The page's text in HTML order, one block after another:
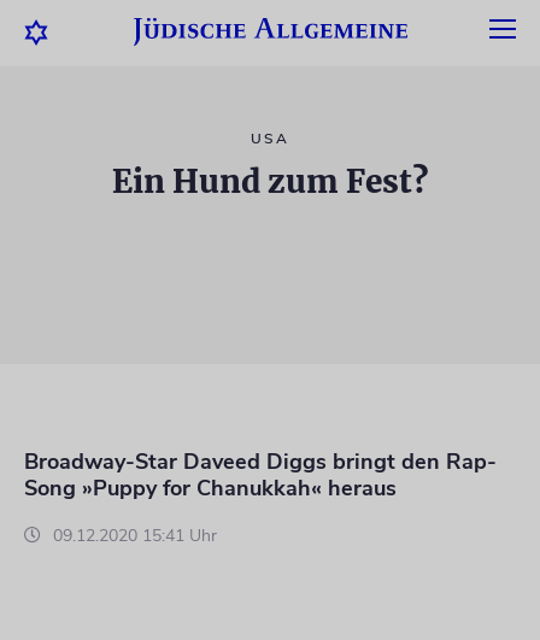
USA
Ein Hund zum Fest?
Broadway-Star Daveed Diggs bringt den Rap-
Song »Puppy for Chanukkah« heraus
09.12.2020 15:41 Uhr